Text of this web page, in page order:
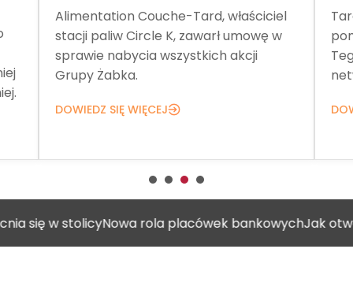
Alimentation Couche-Tard, właściciel
stacji paliw Circle K, zawarł umowę w
sprawie nabycia wszystkich akcji
Grupy Żabka.
DOWIEDZ SIĘ WIĘCEJ
w stolicyNowa rola placówek bankowychJak otworzyć